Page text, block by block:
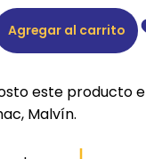
Agregar al carrito
este producto
Malvín.